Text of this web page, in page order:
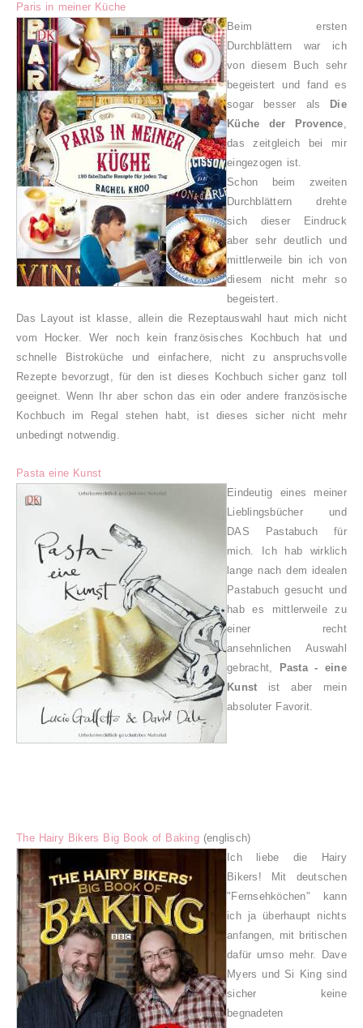
Paris in meiner Küche
Beim ersten
Durchblättern war ich
von diesem Buch sehr
begeistert und fand es
sogar besser als
Die
Küche der Provence,
das zeitgleich bei mir
eingezogen ist.
Schon beim zweiten
Durchblättern drehte
sich dieser Eindruck
aber sehr deutlich und
mittlerweile bin ich von
diesem nicht mehr so
begeistert.
Das Layout ist klasse, allein die Rezeptauswahl haut mich nicht
vom Hocker. Wer noch kein französisches Kochbuch hat und
schnelle Bistroküche und einfachere, nicht zu anspruchsvolle
Rezepte bevorzugt, für den ist dieses Kochbuch sicher ganz toll
geeignet. Wenn Ihr aber schon das ein oder andere französische
Kochbuch im Regal stehen habt, ist dieses sicher nicht mehr
unbedingt notwendig.
Pasta eine Kunst
Eindeutig eines meiner
Lieblingsbücher und
DAS Pastabuch für
mich. Ich hab wirklich
lange nach dem idealen
Pastabuch gesucht und
hab es mittlerweile zu
einer recht
ansehnlichen Auswahl
gebracht,
Pasta - eine
Kunst ist aber mein
absoluter Favorit.
The Hairy Bikers Big Book of Baking (englisch)
Ich liebe die Hairy
Bikers! Mit deutschen
"Fernsehköchen" kann
ich ja überhaupt nichts
anfangen, mit britischen
dafür umso mehr. Dave
Myers und Si King sind
sicher keine
begnadeten